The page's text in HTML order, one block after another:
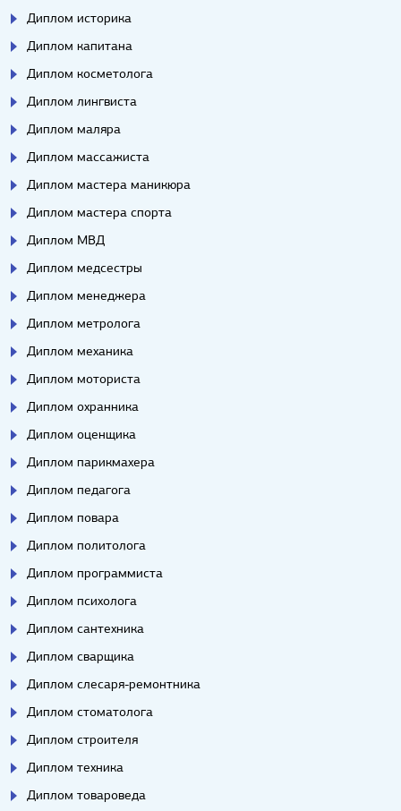
Диплом историка
Диплом капитана
Диплом косметолога
Диплом лингвиста
Диплом маляра
Диплом массажиста
Диплом мастера маникюра
Диплом мастера спорта
Диплом МВД
Диплом медсестры
Диплом менеджера
Диплом метролога
Диплом механика
Диплом моториста
Диплом охранника
Диплом оценщика
Диплом парикмахера
Диплом педагога
Диплом повара
Диплом политолога
Диплом программиста
Диплом психолога
Диплом сантехника
Диплом сварщика
Диплом слесаря-ремонтника
Диплом стоматолога
Диплом строителя
Диплом техника
Диплом товароведа